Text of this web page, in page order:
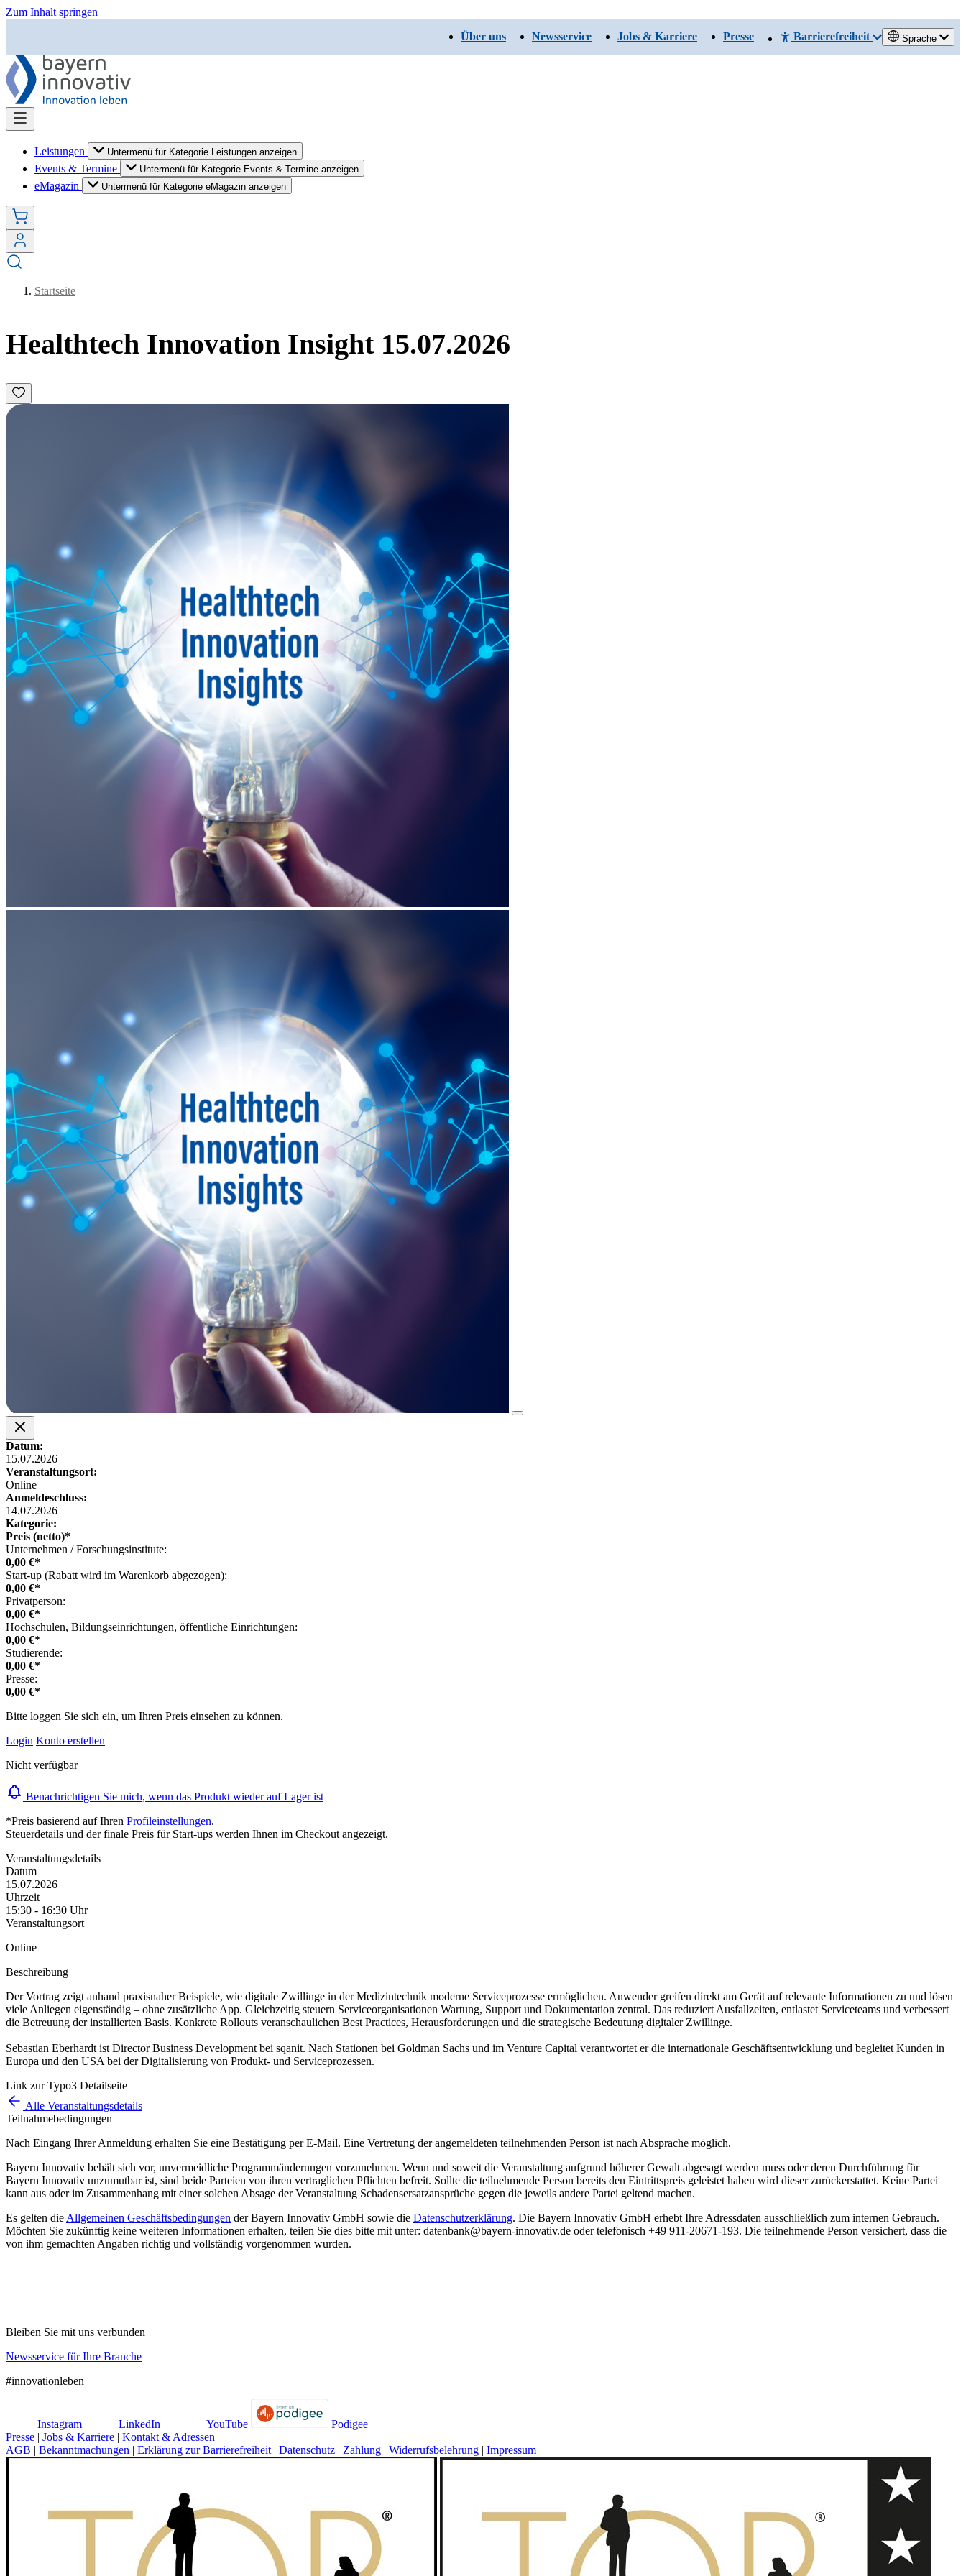
Zum Inhalt springen
Über uns
Newsservice Jobs & Karriere Presse Barrierefreiheit Sprache
Leistungen Untermenü für Kategorie Leistungen anzeigen
Events & Termine Untermenü für Kategorie Events & Termine anzeigen
eMagazin Untermenü für Kategorie eMagazin anzeigen
Startseite
Healthtech Innovation Insight 15.07.2026
Datum:
15.07.2026
Veranstaltungsort:
Online
Anmeldeschluss:
14.07.2026
Kategorie:
Preis (netto)*
Unternehmen / Forschungsinstitute:
0,00 €*
Start-up (Rabatt wird im Warenkorb abgezogen):
0,00 €*
Privatperson:
0,00 €*
Hochschulen, Bildungseinrichtungen, öffentliche Einrichtungen:
0,00 €*
Studierende:
0,00 €*
Presse:
0,00 €*
Bitte loggen Sie sich ein, um Ihren Preis einsehen zu können.
Login Konto erstellen
Nicht verfügbar
Benachrichtigen Sie mich, wenn das Produkt wieder auf Lager ist
*Preis basierend auf Ihren Profileinstellungen.
Steuerdetails und der finale Preis für Start-ups werden Ihnen im Checkout angezeigt.
Veranstaltungsdetails
Datum
15.07.2026
Uhrzeit
15:30 - 16:30 Uhr
Veranstaltungsort
Online
Beschreibung
Der Vortrag zeigt anhand praxisnaher Beispiele, wie digitale Zwillinge in der Medizintechnik moderne Serviceprozesse ermöglichen. Anwender greifen direkt am Gerät auf relevante Informationen zu und lösen
viele Anliegen eigenständig – ohne zusätzliche App. Gleichzeitig steuern Serviceorganisationen Wartung, Support und Dokumentation zentral. Das reduziert Ausfallzeiten, entlastet Serviceteams und verbessert
die Betreuung der installierten Basis. Konkrete Rollouts veranschaulichen Best Practices, Herausforderungen und die strategische Bedeutung digitaler Zwillinge.
Sebastian Eberhardt ist Director Business Development bei sqanit. Nach Stationen bei Goldman Sachs und im Venture Capital verantwortet er die internationale Geschäftsentwicklung und begleitet Kunden in
Europa und den USA bei der Digitalisierung von Produkt- und Serviceprozessen.
Link zur Typo3 Detailseite
Alle Veranstaltungsdetails
Teilnahmebedingungen
Nach Eingang Ihrer Anmeldung erhalten Sie eine Bestätigung per E-Mail. Eine Vertretung der angemeldeten teilnehmenden Person ist nach Absprache möglich.
Bayern Innovativ behält sich vor, unvermeidliche Programmänderungen vorzunehmen. Wenn und soweit die Veranstaltung aufgrund höherer Gewalt abgesagt werden muss oder deren Durchführung für
Bayern Innovativ unzumutbar ist, sind beide Parteien von ihren vertraglichen Pflichten befreit. Sollte die teilnehmende Person bereits den Eintrittspreis geleistet haben wird dieser zurückerstattet. Keine Partei
kann aus oder im Zusammenhang mit einer solchen Absage der Veranstaltung Schadensersatzansprüche gegen die jeweils andere Partei geltend machen.
Es gelten die Allgemeinen Geschäftsbedingungen der Bayern Innovativ GmbH sowie die Datenschutzerklärung. Die Bayern Innovativ GmbH erhebt Ihre Adressdaten ausschließlich zum internen Gebrauch.
Möchten Sie zukünftig keine weiteren Informationen erhalten, teilen Sie dies bitte mit unter: datenbank@bayern-innovativ.de oder telefonisch +49 911-20671-193. Die teilnehmende Person versichert, dass die
von ihm gemachten Angaben richtig und vollständig vorgenommen wurden.
Bleiben Sie mit uns verbunden
Newsservice für Ihre Branche
#innovationleben
Instagram LinkedIn YouTube
Podigee
Presse | Jobs & Karriere | Kontakt & Adressen
AGB | Bekanntmachungen | Erklärung zur Barrierefreiheit | Datenschutz | Zahlung | Widerrufsbelehrung | Impressum